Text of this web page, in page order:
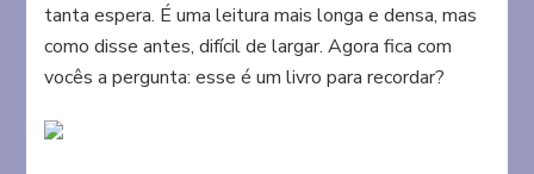
tanta espera. É uma leitura mais longa e densa, mas
como disse antes, difícil de largar. Agora fica com
vocês a pergunta: esse é um livro para recordar?